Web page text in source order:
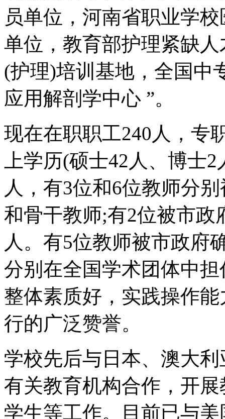
员单位，河南省职业学
单位，教育部护理紧缺
(护理)培训基地，全国中
应用解剖学中心 ”。
现在在职职工240人，专
上学历(硕士42人、博士
人，有3位和6位教师分
和骨干教师;有2位被市政
人。有5位教师被市政府
分别在全国学术团体中
整体素质好，实践操作
行的广泛赞誉。
学校先后与日本、澳大
有关教育机构合作，开
学生等工作。目前已与